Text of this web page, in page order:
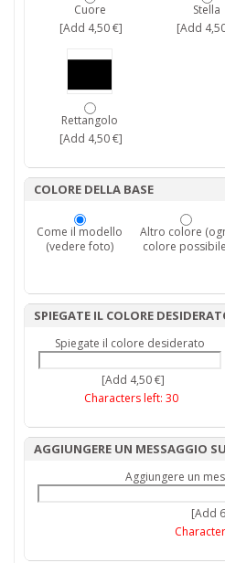
Cuore
[Add 4,50 €]
Stella
[Add
Rettangolo
[Add 4,50 €]
COLORE DELLA BASE
Come il modello
(vedere foto)
Altro colore
colore
SPIEGATE IL COLORE
Spiegate il colore desiderato
[Add 4,50 €]
Characters left: 30
AGGIUNGERE UN MESSAGGIO
Aggiungere un
[Add